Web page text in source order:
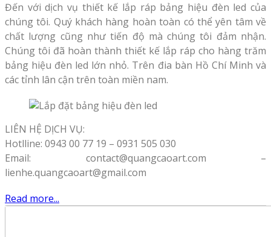
Đến với dịch vụ thiết kế lắp ráp bảng hiệu đèn led của
chúng tôi. Quý khách hàng hoàn toàn có thể yên tâm về
chất lượng cũng như tiến độ mà chúng tôi đảm nhận.
Chúng tôi đã hoàn thành thiết kế lắp ráp cho hàng trăm
bảng hiệu đèn led lớn nhỏ. Trên đia bàn Hồ Chí Minh và
các tỉnh lân cận trên toàn miền nam.
LIÊN HỆ DỊCH VỤ:
Hotlline: 0943 00 77 19 – 0931 505 030
Email: contact@quangcaoart.com –
lienhe.quangcaoart@gmail.com
Read more...